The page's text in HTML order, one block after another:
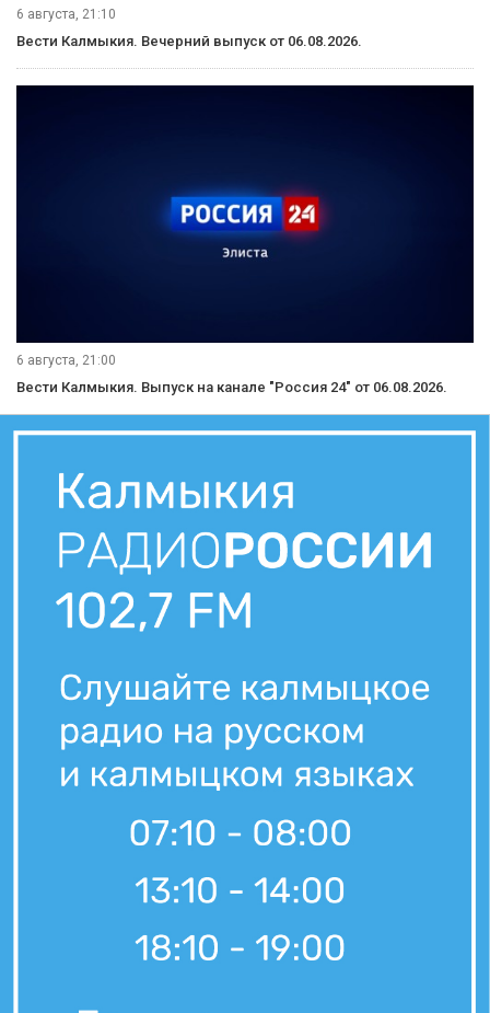
6 августа, 21:10
Вести Калмыкия. Вечерний выпуск от 06.08.2026.
6 августа, 21:00
Вести Калмыкия. Выпуск на канале "Россия 24" от 06.08.2026.